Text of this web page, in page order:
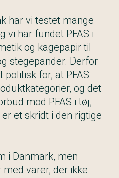
har vi testet mange
vi har fundet PFAS i
og kagepapir til
stegepander. Derfor
for, at PFAS
og det
mod PFAS i tøj,
et skridt i den rigtige
i Danmark, men
varer, der ikke